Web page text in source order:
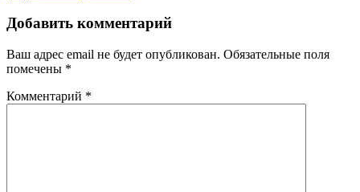
Добавить комментарий
Ваш адрес email не будет опубликован. Обязательные поля
помечены *
Комментарий *